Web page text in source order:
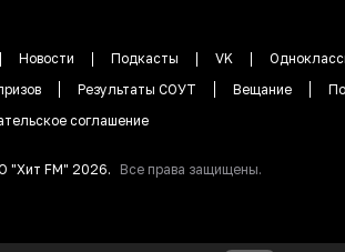
Новости Подкасты VK
Результаты СОУТ Вещание
соглашение
"Хит FM" 2026. Все права защищены.